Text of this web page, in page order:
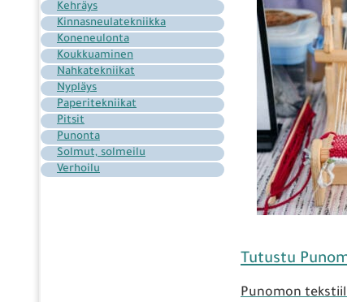
Kehräys
Kinnasneulatekniikka
Koneneulonta
Koukkuaminen
Nahkatekniikat
Nypläys
Paperitekniikat
Pitsit
Punonta
Solmut, solmeilu
Verhoilu
Tutustu
Punomon